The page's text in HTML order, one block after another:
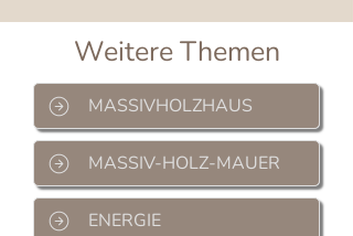
Weitere Themen
MASSIVHOLZHAUS
MASSIV-HOLZ-MAUER
ENERGIE